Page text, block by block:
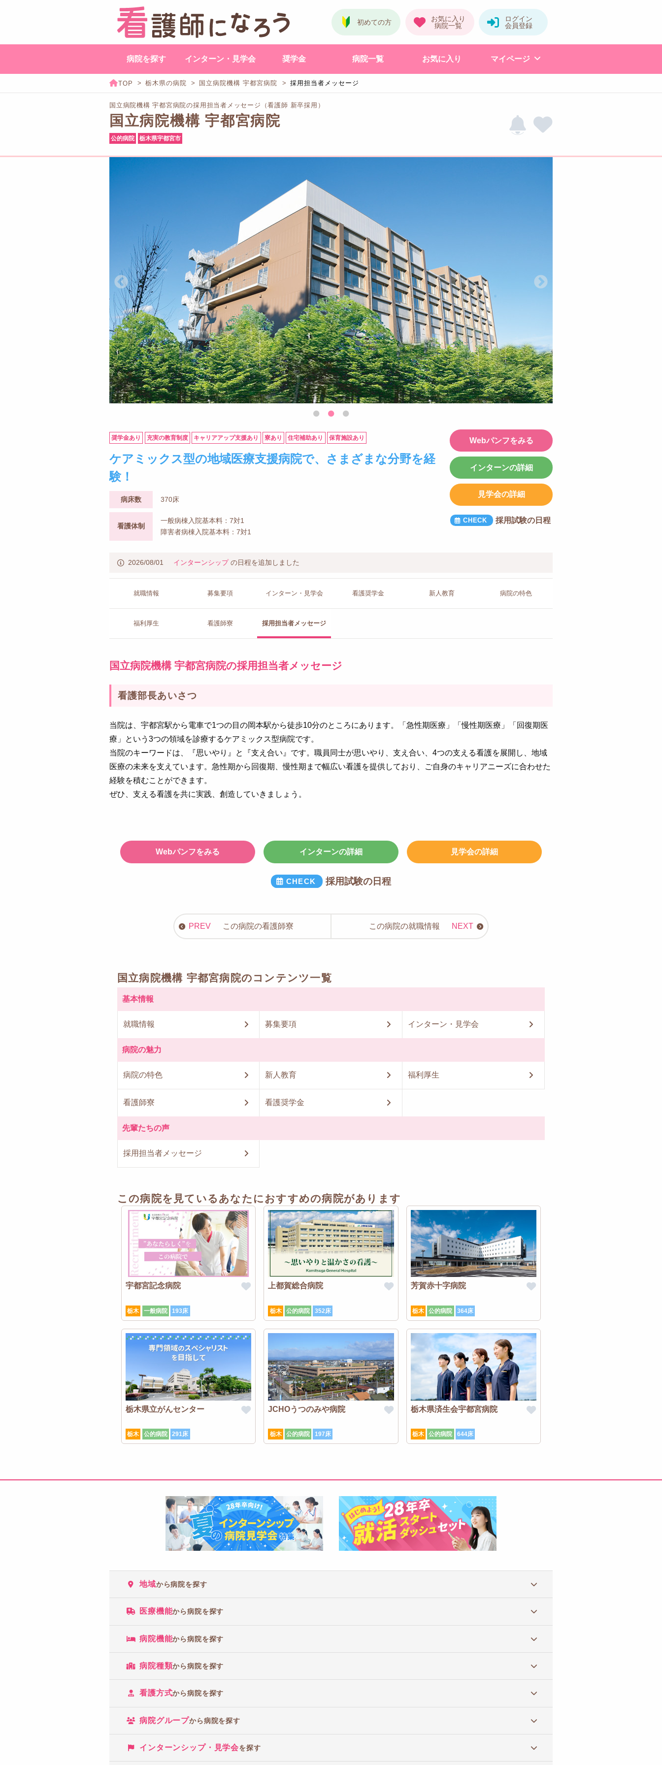
病院を探す インターン・見学会 奨学金 病院一覧 お気に入り マイページ
栃木県の病院 国立病院機構 宇都宮病院 採用担当者メッセージ
国立病院機構 宇都宮病院の採用担当者メッセージ（看護師 新卒採用）
国立病院機構 宇都宮病院
公的病院 栃木県宇都宮市
奨学金あり 充実の教育制度 キャリアアップ支援あり 寮あり 住宅補助あり 保育施設あり
ケアミックス型の地域医療支援病院で、さまざまな分野を経
験！
病床数 370床
看護体制
一般病棟入院基本料：7対1
障害者病棟入院基本料：7対1
Webパンフをみる
インターンの詳細
見学会の詳細
採用試験の日程
2026/08/01 インターンシップ の日程を追加しました
就職情報 募集要項 インターン ・見学会 看護奨学金 新人教育 病院の特色
福利厚生 看護師寮 採用担当者メッセージ
国立病院機構 宇都宮病院の採用担当者メッセージ
看護部長あいさつ
当院は、宇都宮駅から電車で1つの目の岡本駅から徒歩10分のところにあります。「急性期医療」「慢性期医療」「回復期医
療」という3つの領域を診療するケアミックス型病院です。
当院のキーワードは、『思いやり』と『支え合い』です。職員同士が思いやり、支え合い、4つの支える看護を展開し、地域
医療の未来を支えています。急性期から回復期、慢性期まで幅広い看護を提供しており、ご自身のキャリアニーズに合わせた
経験を積むことができます。
ぜひ、支える看護を共に実践、創造していきましょう。
Webパンフをみる インターンの詳細 見学会の詳細
採用試験の日程
この病院の看護師寮 この病院の就職情報
国立病院機構 宇都宮病院のコンテンツ一覧
基本情報
就職情報 募集要項 インターン・見学会
病院の魅力
病院の特色 新人教育 福利厚生
看護師寮 看護奨学金
先輩たちの声
採用担当者メッセージ
この病院を見ているあなたにおすすめの病院があります
宇都宮記念病院
栃木 一般病院 193床
上都賀総合病院
栃木 公的病院 352床
芳賀赤十字病院
栃木 公的病院 364床
栃木県立がんセンター
栃木 公的病院 291床
JCHOうつのみや病院
栃木 公的病院 197床
栃木県済生会宇都宮病院
栃木 公的病院 644床
地域から病院を探す
医療機能から病院を探す
病院機能から病院を探す
病院種類から病院を探す
看護方式から病院を探す
病院グループから病院を探す
インターンシップ・見学会を探す